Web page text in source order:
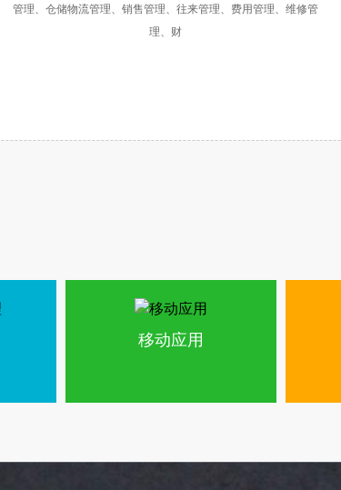
管理、仓储物流管理、销售管理、往来管理、费用管理、维修管
理、财
移动应用